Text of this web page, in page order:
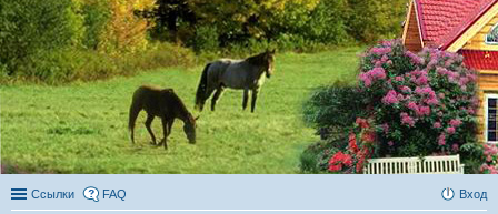
Ссылки FAQ Вход